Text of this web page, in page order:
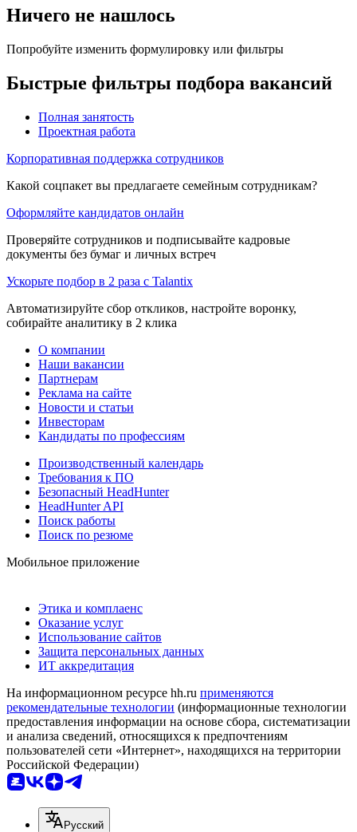
Ничего не нашлось
Попробуйте изменить формулировку или фильтры
Быстрые фильтры подбора вакансий
Полная занятость
Проектная работа
Корпоративная поддержка сотрудников
Какой соцпакет вы предлагаете семейным сотрудникам?
Оформляйте кандидатов онлайн
Проверяйте сотрудников и подписывайте кадровые
документы без бумаг и личных встреч
Ускорьте подбор в 2 раза с Talantix
Автоматизируйте сбор откликов, настройте воронку,
собирайте аналитику в 2 клика
О компании
Наши вакансии
Партнерам
Реклама на сайте
Новости и статьи
Инвесторам
Кандидаты по профессиям
Производственный календарь
Требования к ПО
Безопасный HeadHunter
HeadHunter API
Поиск работы
Поиск по резюме
Мобильное приложение
Этика и комплаенс
Оказание услуг
Использование сайтов
Защита персональных данных
ИТ аккредитация
На информационном ресурсе hh.ru применяются
рекомендательные технологии (информационные технологии
предоставления информации на основе сбора, систематизации
и анализа сведений, относящихся к предпочтениям
пользователей сети «Интернет», находящихся на территории
Российской Федерации)
Русский